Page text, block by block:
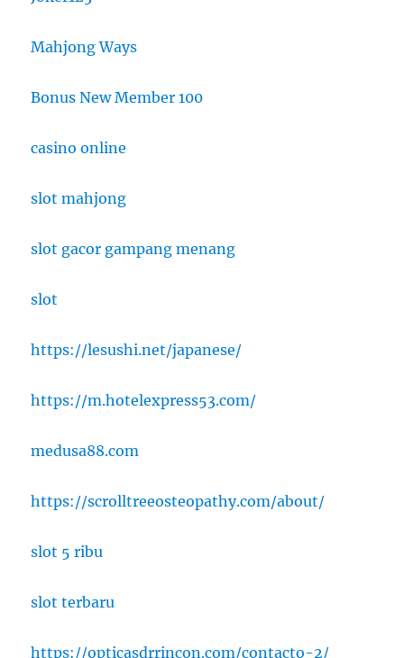
Mahjong Ways
Bonus New Member 100
casino online
slot mahjong
slot gacor gampang menang
slot
https://lesushi.net/japanese/
https://m.hotelexpress53.com/
medusa88.com
https://scrolltreeosteopathy.com/about/
slot 5 ribu
slot terbaru
https://opticasdrrincon.com/contacto-2/